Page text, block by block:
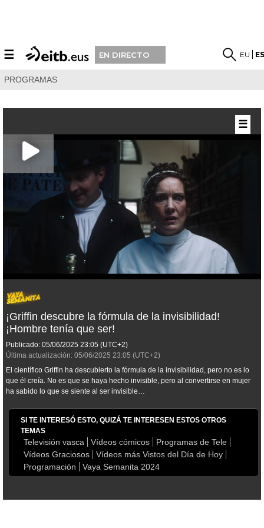
☰ EN DIRECTO EU
PROGRAMAS
¡Griffin descubre la fórmula de la invisibilidad!
¡Hombre tenía que ser!
Publicado: 05/06/2025 23:05 (UTC+2)
Última actualización: 05/06/2025 23:05 (UTC+2)
El científico Griffin ha descubierto la fórmula de la invisibilidad, pero no es lo
que él creía. No es que se haya hecho invisible, pero al convertirse en mujer
ha sabido lo que se siente al ser invisible…
SI TE INTERESÓ ESTO, QUIZÁ TE INTERESEN ESTOS OTROS
TEMAS
Televisión vasca Vídeos cómicos
Programas de Tele
Vídeos Graciosos
Vídeos más Vistos del Día de Hoy
Programación
Vaya Semanita 2024
☰